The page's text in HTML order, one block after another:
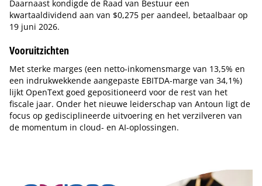
Daarnaast kondigde de Raad van Bestuur een
kwartaaldividend aan van $0,275 per aandeel, betaalbaar op
19 juni 2026.
Vooruitzichten
Met sterke marges (een netto-inkomensmarge van 13,5% en
een indrukwekkende aangepaste EBITDA-marge van 34,1%)
lijkt OpenText goed gepositioneerd voor de rest van het
fiscale jaar. Onder het nieuwe leiderschap van Antoun ligt de
focus op gedisciplineerde uitvoering en het verzilveren van
de momentum in cloud- en AI-oplossingen.